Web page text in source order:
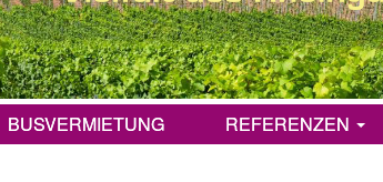
BUSVERMIETUNG REFERENZEN